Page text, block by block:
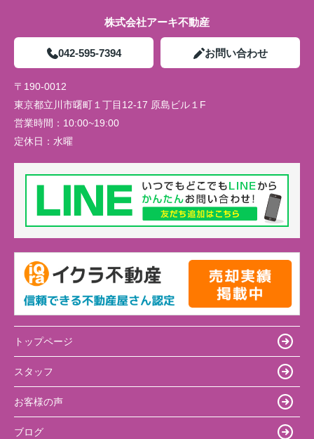
株式会社アーキ不動産
042-595-7394 お問い合わせ
〒190-0012
東京都立川市曙町１丁目12-17 原島ビル１F
営業時間： 10:00~19:00
定休日： 水曜
トップページ
スタッフ
お客様の声
ブログ